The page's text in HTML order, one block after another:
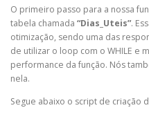
O primeiro passo para a nossa
tabela chamada “Dias_Uteis”.
otimização, sendo uma das
de utilizar o loop com o WHILE e
performance da função. Nós
nela.
Segue abaixo o script de criação